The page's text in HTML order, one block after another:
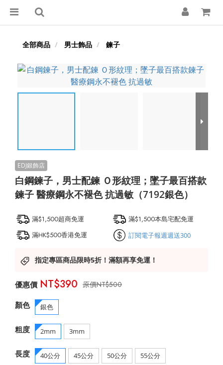
全部商品 男士飾品 鍊子
白鋼鍊子，男士配鍊 Ｏ形紋理；墜子最百搭款
鍊子 醫療鋼永不褪色 抗過敏（7192銀色）
滿$1,500超商免運
滿$1,500本島宅配免運
滿HK$500香港免運
訂閱電子報週週送300
指定專區商品限時5折！滿額再享免運！
NT$500
NT$390
顏色 銀色
粗度 2mm 3mm
長度 40公分 45公分 50公分 55公分